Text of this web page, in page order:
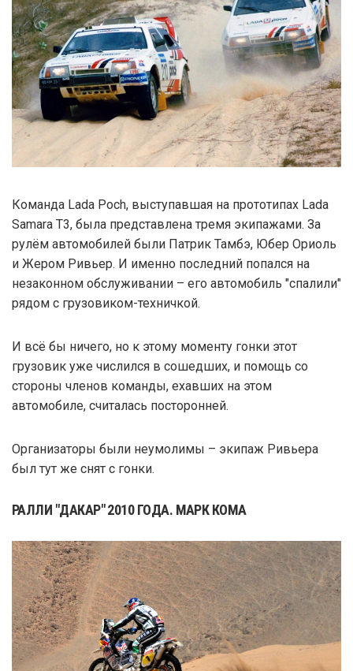
Команда Lada Poch, выступавшая на прототипах Lada
Samara T3, была представлена тремя экипажами. За
рулём автомобилей были Патрик Тамбэ, Юбер Ориоль
и Жером Ривьер. И именно последний попался на
незаконном обслуживании – его автомобиль "спалили"
рядом с грузовиком-техничкой.
И всё бы ничего, но к этому моменту гонки этот
грузовик уже числился в сошедших, и помощь со
стороны членов команды, ехавших на этом
автомобиле, считалась посторонней.
Организаторы были неумолимы – экипаж Ривьера
был тут же снят с гонки.
РАЛЛИ "ДАКАР" 2010 ГОДА. МАРК КОМА